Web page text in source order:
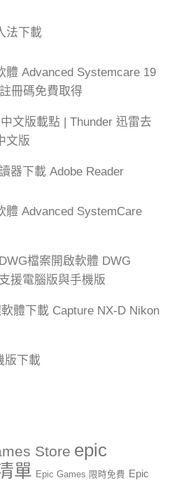
法下載
體 Advanced Systemcare 19
冊碼免費取得
文版載點 | Thunder 迅雷去
文版
器下載 Adobe Reader
體 Advanced SystemCare
檔案開啟軟體 DWG
援電腦版與手機版
體下載 Capture NX-D Nikon
版下載
Store epic
單 Epic Games 限時免費 Epic